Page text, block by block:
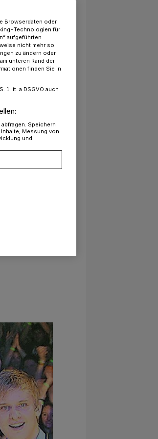
Browserdaten oder
Technologien für
aufgeführten
nicht mehr so
zu ändern oder
unteren Rand der
finden Sie in
1 lit. a DSGVO auch
Speichern
Messung von
und